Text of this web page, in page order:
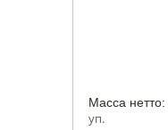
Масса нетто:
уп.